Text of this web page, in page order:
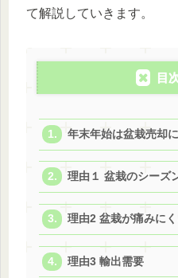
て解説していきます。
目
年末年始は盆栽売却
理由１ 盆栽のシーズ
理由2 盆栽が痛みに
理由3 輸出需要